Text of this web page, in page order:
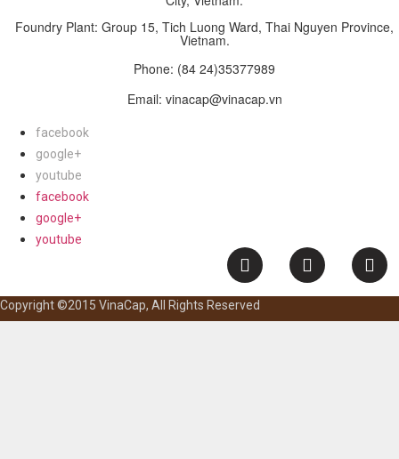
Foundry Plant: Group 15, Tich Luong Ward, Thai Nguyen Province,
Vietnam.
Phone: (84 24)35377989
Email: vinacap@vinacap.vn
facebook
google+
youtube
facebook
google+
youtube
Copyright ©2015 VinaCap, All Rights Reserved